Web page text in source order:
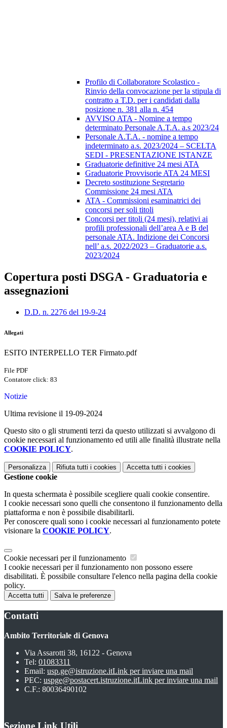
Profilo di Collaboratore Scolastico -
Rinvio della convocazione per la stipula di
contratto a T.D. per i candidati dalla
posizione n. 381 alla n. 454
AVVISO ATA - Nomine a tempo
determinato Personale A.T.A. a.s 2023/24
Personale A.T.A. - nomine a tempo
indeterminato a.s. 2023/2024 – SCELTA
SEDI - PRESENTAZIONE ISTANZE
Graduatorie definitive 24 mesi ATA
Graduatorie Provvisorie ATA 24 MESI
Decreto sostituzione Segretario
Commissione 24 mesi ATA
ATA - Commissioni esaminatrici dei
concorsi per soli titoli
Concorsi per titoli (24 mesi), relativi ai
profili professionali dell’area A e B del
personale ATA. Indizione dei Concorsi
nell’ a.s. 2022/2023 – Graduatorie a.s.
2023/2024
Copertura posti DSGA - Graduatoria e
assegnazioni
D.D. n. 2276 del 19-9-24
Allegati
ESITO INTERPELLO TER Firmato.pdf
File PDF
Contatore click: 83
Notizie
Ultima revisione il 19-09-2024
Questo sito o gli strumenti terzi da questo utilizzati si avvalgono di
cookie necessari al funzionamento ed utili alle finalità illustrate nella
COOKIE POLICY.
Personalizza Rifiuta tutti i cookies Accetta tutti i cookies
Gestione cookie
In questa schermata è possibile scegliere quali cookie consentire.
I cookie necessari sono quelli che consentono il funzionamento della
piattaforma e non è possibile disabilitarli.
Per conoscere quali sono i cookie necessari al funzionamento potete
visionare la COOKIE POLICY.
Cookie necessari per il funzionamento
I cookie necessari per il funzionamento non possono essere
disabilitati. È possibile consultare l'elenco nella pagina della cookie
policy.
Accetta tutti Salva le preferenze
Contatti
Ambito Territoriale di Genova
Via Assarotti 38, 16122 - Genova
Tel: 01083311
Email: usp.ge@istruzione.itLink per inviare una mail
PEC: uspge@postacert.istruzione.itLink per inviare una mail
C.F.: 80036490102
Sezione Link Utili